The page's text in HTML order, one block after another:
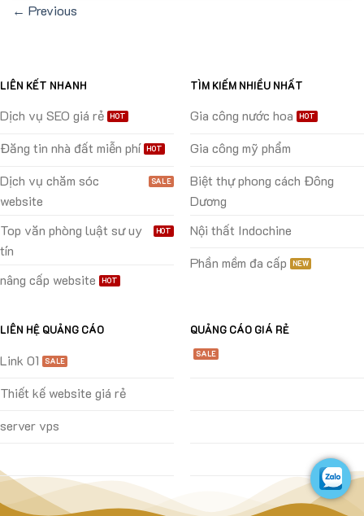
← Previous
LIÊN KẾT NHANH
Dịch vụ SEO giá rẻ
Đăng tin nhà đất miễn phí
Dịch vụ chăm sóc
website
Top văn phòng luật sư uy
tín
nâng cấp website
TÌM KIẾM NHIỀU NHẤT
Gia công nước hoa
Gia công mỹ phẩm
Biệt thự phong cách Đông
Dương
Nội thất Indochine
Phần mềm đa cấp
LIÊN HỆ QUẢNG CÁO
Link 01
Thiết kế website giá rẻ
server vps
QUẢNG CÁO GIÁ RẺ